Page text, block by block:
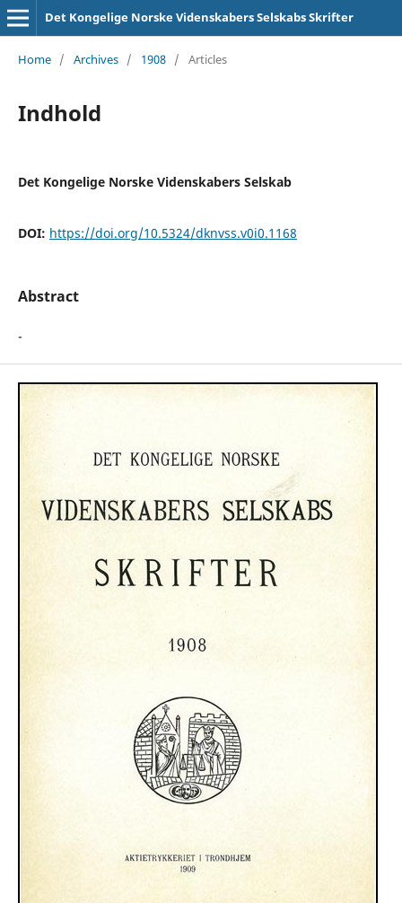
Det Kongelige Norske Videnskabers Selskabs Skrifter
Home / Archives / 1908 / Articles
Indhold
Det Kongelige Norske Videnskabers Selskab
DOI: https://doi.org/10.5324/dknvss.v0i0.1168
Abstract
-